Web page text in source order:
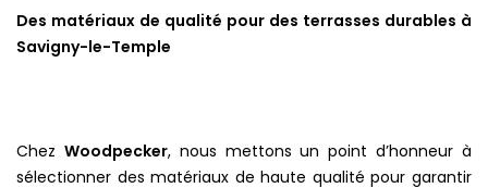
Des matériaux de qualité pour des terrasses durables à
Savigny-le-Temple
Chez Woodpecker, nous mettons un point d’honneur à
sélectionner des matériaux de haute qualité pour garantir